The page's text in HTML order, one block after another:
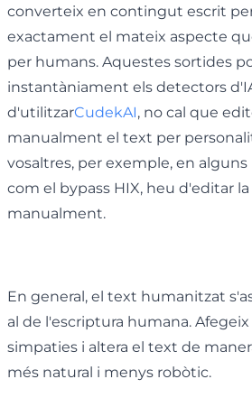
converteix en contingut escrit
exactament el mateix aspecte
per humans. Aquestes sortides
instantàniament els detectors
d'utilitzarCudekAI, no cal que
manualment el text per
vosaltres, per exemple, en
com el bypass HIX, heu d'editar
manualment.
En general, el text humanitzat
al de l'escriptura humana.
simpaties i altera el text de
més natural i menys robòtic.